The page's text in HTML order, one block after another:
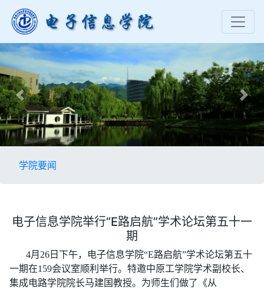
Previous Next
学院要闻
电子信息学院举行“E路启航”学术论坛第五十一
期
4月26日下午，电子信息学院“E路启航”学术论坛第五十
一期在159会议室顺利举行。特邀中原工学院学术副校长、
集成电路学院院长马建国教授。为师生们做了《从